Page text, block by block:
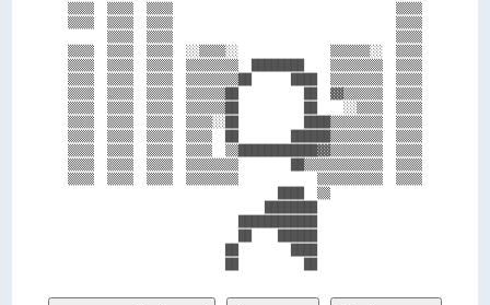
▒▒▒▒  ▒▒▒▒  ▒▒▒▒                                  ▒▒▒▒
▒▒▒▒  ▒▒▒▒  ▒▒▒▒                                  ▒▒▒▒
      ▒▒▒▒  ▒▒▒▒                                  ▒▒▒▒
▒▒▒▒  ▒▒▒▒  ▒▒▒▒  ░░▒▒▒▒░░              ▒▒▒▒▒▒░░  ▒▒▒▒
▒▒▒▒  ▒▒▒▒  ▒▒▒▒  ▒▒▒▒▒▒▒▒  ████████    ▒▒▒▒▒▒▒▒  ▒▒▒▒
▒▒▒▒  ▒▒▒▒  ▒▒▒▒  ▒▒▒▒▒▒▒▒██      ████  ▒▒▒▒▒▒▒▒  ▒▒▒▒
▒▒▒▒  ▒▒▒▒  ▒▒▒▒  ▒▒▒▒▒▒██          ██  ▓▓▒▒▒▒▒▒  ▒▒▒▒
▒▒▒▒  ▒▒▒▒  ▒▒▒▒  ▒▒▒▒▒▒██          ██    ░░▒▒▒▒  ▒▒▒▒
▒▒▒▒  ▒▒▒▒  ▒▒▒▒  ▒▒▒▒░░██          ████▒▒▒▒▒▒▒▒  ▒▒▒▒
▒▒▒▒  ▒▒▒▒  ▒▒▒▒  ▒▒▒▒  ██        ██████▒▒▒▒▒▒▒▒  ▒▒▒▒
▒▒▒▒  ▒▒▒▒  ▒▒▒▒  ▒▒▒▒  ▒▒████████████▓▓▒▒▒▒▒▒▒▒  ▒▒▒▒
▒▒▒▒  ▒▒▒▒  ▒▒▒▒  ▒▒▒▒▒▒▒▒        ██▒▒▒▒▒▒▒▒▒▒▒▒  ▒▒▒▒
▒▒▒▒  ▒▒▒▒  ▒▒▒▒  ▒▒▒▒▒▒▒▒            ▒▒▒▒▒▒▒▒▒▒  ▒▒▒▒
                                ████  ▒▒